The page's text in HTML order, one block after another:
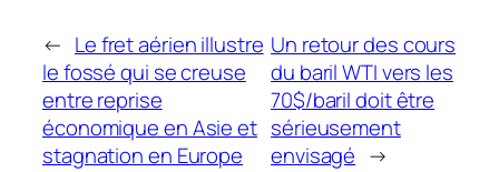
← Le fret aérien illustre
le fossé qui se creuse
entre reprise
économique en Asie et
stagnation en Europe
Un retour des cours
du baril WTI vers les
70$/baril doit être
sérieusement
envisagé →